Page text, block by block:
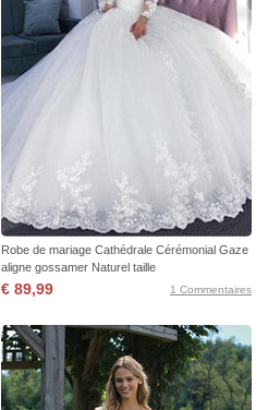
Robe de mariage Cathédrale Cérémonial Gaze
aligne gossamer Naturel taille
€ 89,99 1 Commentaires